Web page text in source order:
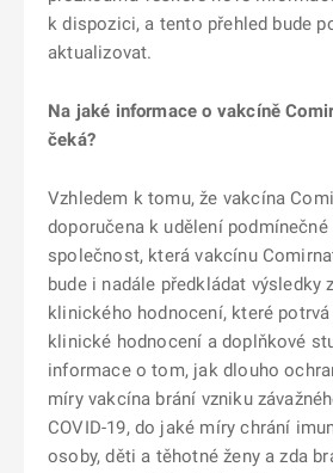
k dispozici, a tento přehled bude
aktualizovat.
Na jaké informace o vakcíně
čeká?
Vzhledem k tomu, že vakcína
doporučena k udělení
společnost, která vakcínu
bude i nadále předkládat výsledky
klinického hodnocení, které
klinické hodnocení a doplňkové
informace o tom, jak dlouho
míry vakcína brání vzniku
COVID-19, do jaké míry chrání
osoby, děti a těhotné ženy a zda